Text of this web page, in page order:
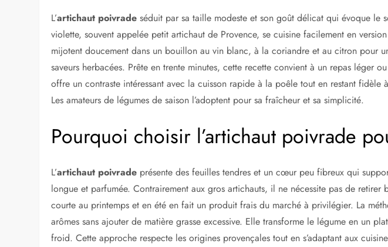
L’artichaut poivrade séduit par sa taille modeste et son goût délicat qui évoque le
violette, souvent appelée petit artichaut de Provence, se cuisine facilement en
mijotent doucement dans un bouillon au vin blanc, à la coriandre et au citron pour
saveurs herbacées. Prête en trente minutes, cette recette convient à un repas léger
offre un contraste intéressant avec la cuisson rapide à la poêle tout en restant fidèle
Les amateurs de légumes de saison l’adoptent pour sa fraîcheur et sa simplicité.
Pourquoi choisir l’artichaut poivrade
L’artichaut poivrade présente des feuilles tendres et un cœur peu fibreux qui
longue et parfumée. Contrairement aux gros artichauts, il ne nécessite pas de retirer
courte au printemps et en été en fait un produit frais du marché à privilégier. La
arômes sans ajouter de matière grasse excessive. Elle transforme le légume en un
froid. Cette approche respecte les origines provençales tout en s’adaptant aux